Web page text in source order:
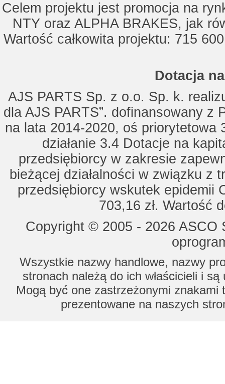
Celem projektu jest promocja na
NTY oraz ALPHA BRAKES, jak
Wartość całkowita projektu: 715
Dotacja
AJS PARTS Sp. z o.o. Sp. k.
dla AJS PARTS”. dofinansowany z
na lata 2014-2020, oś priorytetowa
działanie 3.4 Dotacje na
przedsiębiorcy w zakresie
bieżącej działalności w związku z
przedsiębiorcy wskutek epidemii
703,16 zł. Wartość
Copyright © 2005 - 2026
Wszystkie nazwy handlowe, nazwy
stronach należą do ich właścicieli i
Mogą być one zastrzeżonymi znakami
prezentowane na naszych